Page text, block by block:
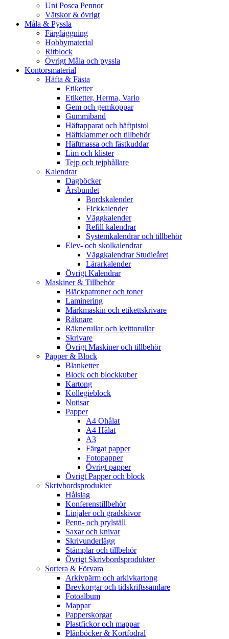
Uni Posca Pennor
Vätskor & övrigt
Måla & Pyssla
Färgläggning
Hobbymaterial
Ritblock
Övrigt Måla och pyssla
Kontorsmaterial
Häfta & Fästa
Etiketter
Etiketter, Herma, Vario
Gem och gemkoppar
Gummiband
Häftapparat och häftpistol
Häftklammer och tillbehör
Häftmassa och fästkuddar
Lim och klister
Tejp och tejphållare
Kalendrar
Dagböcker
Årsbundet
Bordskalender
Fickkalender
Väggkalender
Refill kalendrar
Systemkalendrar och tillbehör
Elev- och skolkalendrar
Väggkalendrar Studieåret
Lärarkalender
Övrigt Kalendrar
Maskiner & Tillbehör
Bläckpatroner och toner
Laminering
Märkmaskin och etikettskrivare
Räknare
Räknerullar och kvittorullar
Skrivare
Övrigt Maskiner och tillbehör
Papper & Block
Blanketter
Block och blockkuber
Kartong
Kollegieblock
Notisar
Papper
A4 Ohålat
A4 Hålat
A3
Färgat papper
Fotopapper
Övrigt papper
Övrigt Papper och block
Skrivbordsprodukter
Hålslag
Konferenstillbehör
Linjaler och gradskivor
Penn- och prylställ
Saxar och knivar
Skrivunderlägg
Stämplar och tillbehör
Övrigt Skrivbordsprodukter
Sortera & Förvara
Arkivpärm och arkivkartong
Brevkorgar och tidskriftssamlare
Fotoalbum
Mappar
Papperskorgar
Plastfickor och mappar
Plånböcker & Kortfodral